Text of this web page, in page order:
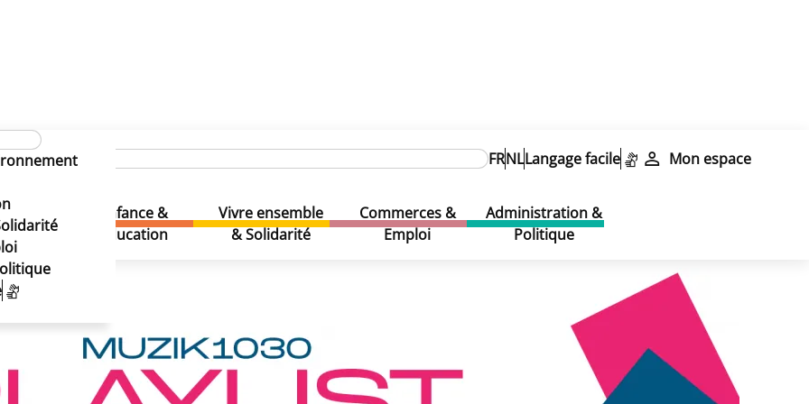
FRNLLangage facile Mon espace
Loisirs
Enfance &
Education
Vivre ensemble
& Solidarité
Commerces &
Emploi
Administration &
Politique
MUZIK1030 PLAYLIST